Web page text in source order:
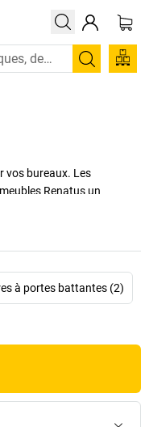
vos bureaux. Les
Renatus un
à portes battantes (2)